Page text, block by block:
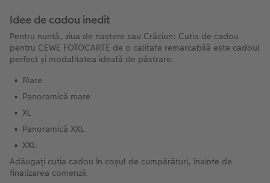
Idee de cadou inedit
Pentru nuntă, ziua de naștere sau Crăciun: Cutia de cadou
pentru CEWE FOTOCARTE de o calitate remarcabilă este cadoul
perfect și modalitatea ideală de păstrare.
Mare
Panoramică mare
XL
Panoramică XXL
XXL
Adăugați cutia cadou în coșul de cumpărături, înainte de
finalizarea comenzii.